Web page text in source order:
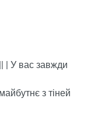
| У вас завжди
з тіней